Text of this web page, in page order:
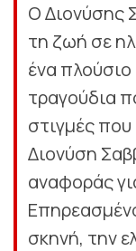
Ο Διονύσης
τη ζωή σε
ένα
τραγούδια
στιγμές
Διονύση
αναφοράς
σκηνή, την